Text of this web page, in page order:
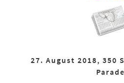
27. August 2018, 350
Parade